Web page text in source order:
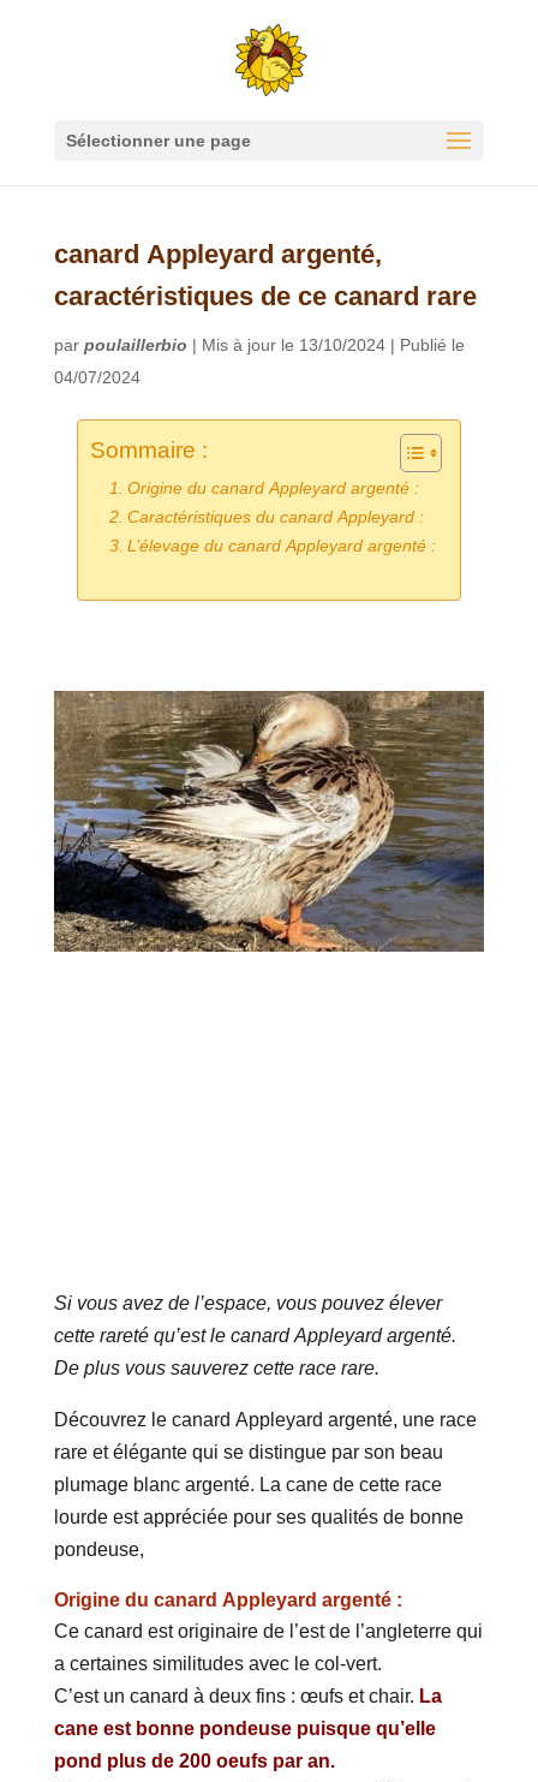
Sélectionner une page
canard Appleyard argenté,
caractéristiques de ce canard rare
par poulaillerbio | Mis à jour le 13/10/2024 | Publié le
04/07/2024
Sommaire :
Origine du canard Appleyard argenté :
Caractéristiques du canard Appleyard :
L’élevage du canard Appleyard argenté :
Si vous avez de l’espace, vous pouvez élever
cette rareté qu’est le canard Appleyard argenté.
De plus vous sauverez cette race rare.
Découvrez le canard Appleyard argenté, une race
rare et élégante qui se distingue par son beau
plumage blanc argenté. La cane de cette race
lourde est appréciée pour ses qualités de bonne
pondeuse,
Origine du canard Appleyard argenté :
Ce canard est originaire de l’est de l’angleterre qui
a certaines similitudes avec le col-vert.
C’est un canard à deux fins : œufs et chair. La
cane est bonne pondeuse puisque qu’elle
pond plus de 200 oeufs par an.